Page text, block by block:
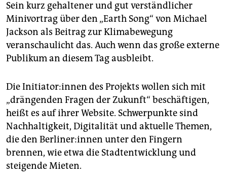
Sein kurz gehaltener und gut verständlicher
Minivortrag über den „Earth Song“ von Michael
Jackson als Beitrag zur Klimabewegung
veranschaulicht das. Auch wenn das große externe
Publikum an diesem Tag ausbleibt.
Die In­itia­to­r:in­nen des Projekts wollen sich mit
„drängenden Fragen der Zukunft“ beschäftigen,
heißt es auf ihrer Website. Schwerpunkte sind
Nachhaltigkeit, Digitalität und aktuelle Themen,
die den Ber­li­ne­r:in­nen unter den Fingern
brennen, wie etwa die Stadtentwicklung und
steigende Mieten.